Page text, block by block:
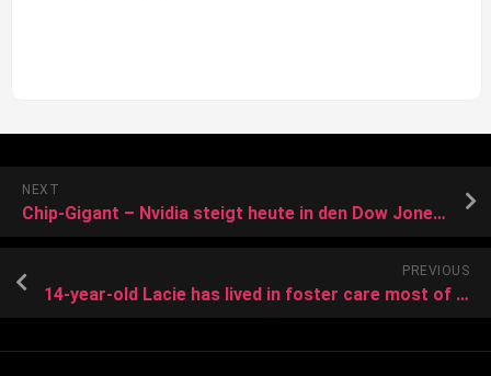
NEXT
Chip-Gigant – Nvidia steigt heute in den Dow Jones auf und setzt Intel vor die Tür
PREVIOUS
14-year-old Lacie has lived in foster care most of her life